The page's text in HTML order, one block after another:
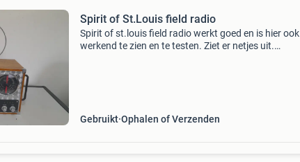
Spirit of St.Louis field radio
Spirit of st.louis field radio werkt goed en is hier ook
werkend te zien en te testen. Ziet er netjes uit.
Gebruikt Ophalen of Verzenden